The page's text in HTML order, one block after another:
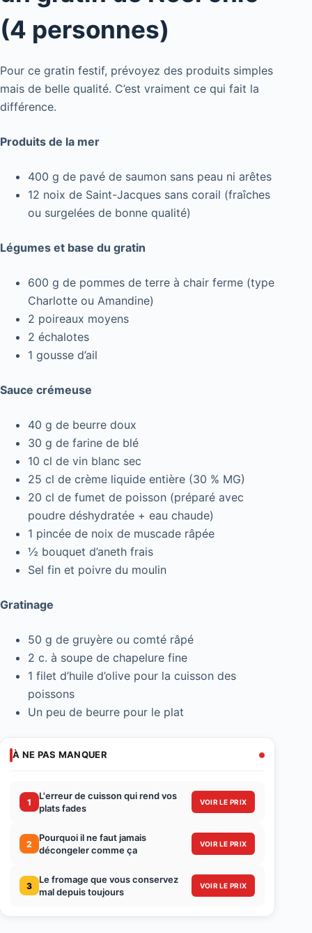
(4 personnes)
Pour ce gratin festif, prévoyez des produits simples
mais de belle qualité. C’est vraiment ce qui fait la
différence.
Produits de la mer
400 g de pavé de saumon sans peau ni arêtes
12 noix de Saint-Jacques sans corail (fraîches
ou surgelées de bonne qualité)
Légumes et base du gratin
600 g de pommes de terre à chair ferme (type
Charlotte ou Amandine)
2 poireaux moyens
2 échalotes
1 gousse d’ail
Sauce crémeuse
40 g de beurre doux
30 g de farine de blé
10 cl de vin blanc sec
25 cl de crème liquide entière (30 % MG)
20 cl de fumet de poisson (préparé avec
poudre déshydratée + eau chaude)
1 pincée de noix de muscade râpée
½ bouquet d’aneth frais
Sel fin et poivre du moulin
Gratinage
50 g de gruyère ou comté râpé
2 c. à soupe de chapelure fine
1 filet d’huile d’olive pour la cuisson des
poissons
Un peu de beurre pour le plat
À NE PAS MANQUER
1
L'erreur de cuisson qui rend vos
plats fades
VOIR LE PRIX
2
Pourquoi il ne faut jamais
décongeler comme ça
VOIR LE PRIX
3
Le fromage que vous conservez
mal depuis toujours
VOIR LE PRIX